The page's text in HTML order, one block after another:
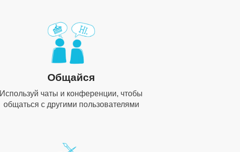
Общайся
Используй чаты и конференции, чтобы
общаться с другими пользователями